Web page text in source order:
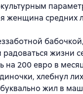
женщина средних
жизни
на 200 евро в
хлебнул
жил в